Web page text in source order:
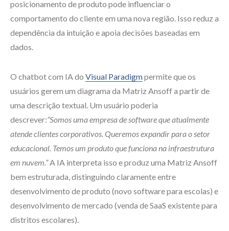
posicionamento de produto pode influenciar o
comportamento do cliente em uma nova região. Isso reduz a
dependência da intuição e apoia decisões baseadas em
dados.
O chatbot com IA do Visual Paradigmpermite que os
usuários gerem um diagrama da Matriz Ansoff a partir de
uma descrição textual. Um usuário poderia
descrever:“Somos uma empresa de software que atualmente
atende clientes corporativos. Queremos expandir para o setor
educacional. Temos um produto que funciona na infraestrutura
em nuvem.”A IA interpreta isso e produz uma Matriz Ansoff
bem estruturada, distinguindo claramente entre
desenvolvimento de produto (novo software para escolas) e
desenvolvimento de mercado (venda de SaaS existente para
distritos escolares).